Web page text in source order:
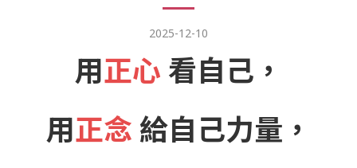
2025-12-10
用正心 看自己，
用正念 給自己力量，